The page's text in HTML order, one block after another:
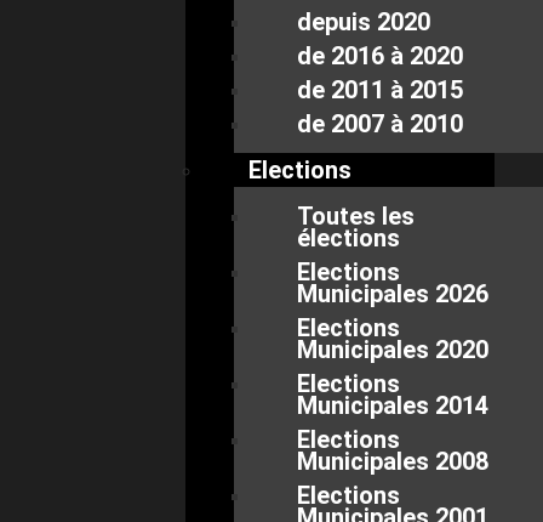
depuis 2020
de 2016 à 2020
de 2011 à 2015
de 2007 à 2010
Elections
Toutes les
élections
Elections
Municipales 2026
Elections
Municipales 2020
Elections
Municipales 2014
Elections
Municipales 2008
Elections